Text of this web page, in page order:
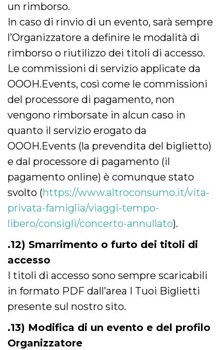
un rimborso.
In caso di rinvio di un evento, sarà sempre
l’Organizzatore a definire le modalità di
rimborso o riutilizzo dei titoli di accesso.
Le commissioni di servizio applicate da
OOOH.Events, così come le commissioni
del processore di pagamento, non
vengono rimborsate in alcun caso in
quanto il servizio erogato da
OOOH.Events (la prevendita del biglietto)
e dal processore di pagamento (il
pagamento online) è comunque stato
svolto (https://www.altroconsumo.it/vita-
privata-famiglia/viaggi-tempo-
libero/consigli/concerto-annullato).
.12) Smarrimento o furto dei titoli di
accesso
I titoli di accesso sono sempre scaricabili
in formato PDF dall’area I Tuoi Biglietti
presente sul nostro sito.
.13) Modifica di un evento e del profilo
Organizzatore